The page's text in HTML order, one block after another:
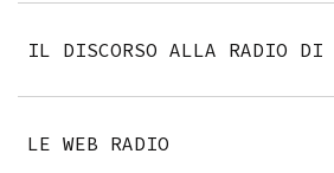
IL DISCORSO ALLA RADIO DI
LE WEB RADIO